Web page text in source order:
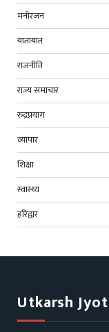
मनोरंजन
यातायात
राजनीति
राज्य समाचार
रुद्रप्रयाग
व्यापार
शिक्षा
स्वास्थ्य
हरिद्वार
Utkarsh